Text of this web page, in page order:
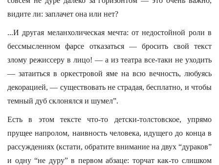
видите ли: заплачет она или нет?
...И другая меланхолическая мечта: от недостойной роли в
бессмысленном фарсе отказаться — бросить свой текст
злому режиссеру в лицо! — а из театра все-таки не уходить
— затаиться в оркестровой яме на всю вечность, любуясь
декорацией, — существовать не страдая, бесплатно, и чтобы
темный дуб склонялся и шумел”.
Есть в этом тексте что-то детски-толстовское, упрямо
прущее напролом, наивность человека, идущего до конца в
рассуждениях (кстати, обратите внимание на двух “дураков”
и одну “не дуру” в первом абзаце: торчат как-то слишком